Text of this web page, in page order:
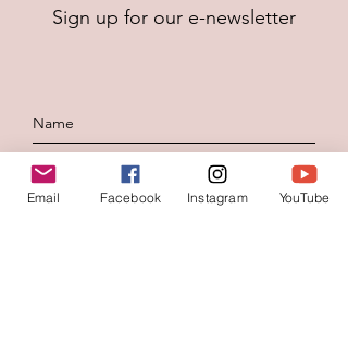
Sign up for our e-newsletter
Email Facebook Instagram YouTube